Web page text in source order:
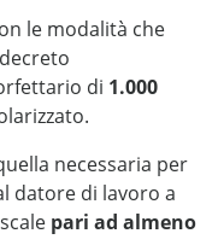
le modalità che
di 1.000
necessaria per
datore di lavoro a
pari ad almeno